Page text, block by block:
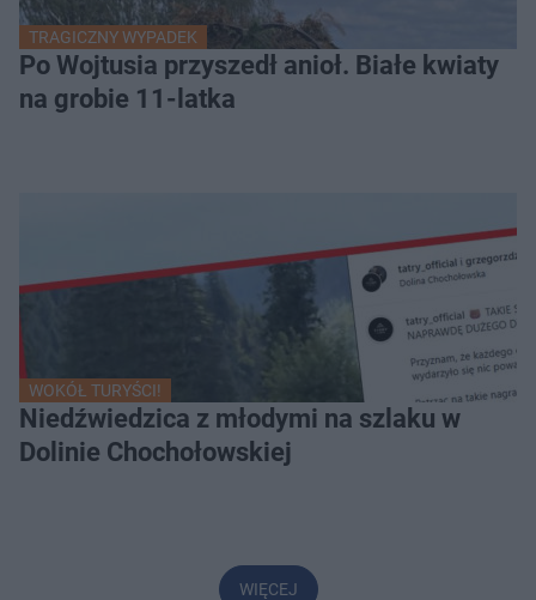
TRAGICZNY WYPADEK
Po Wojtusia przyszedł anioł. Białe kwiaty
na grobie 11-latka
WOKÓŁ TURYŚCI!
Niedźwiedzica z młodymi na szlaku w
Dolinie Chochołowskiej
WIĘCEJ